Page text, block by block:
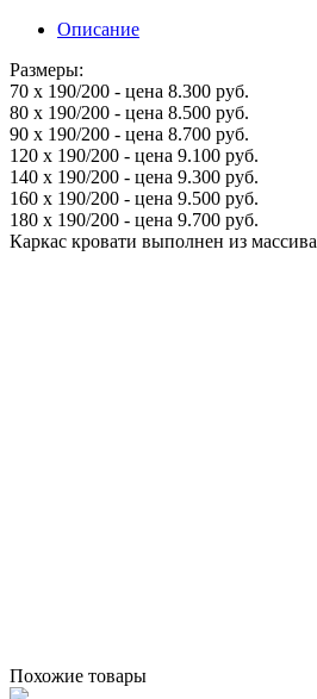
Описание
Размеры:
70 х 190/200 - цена 8.300 руб.
80 х 190/200 - цена 8.500 руб.
90 х 190/200 - цена 8.700 руб.
120 х 190/200 - цена 9.100 руб.
140 х 190/200 - цена 9.300 руб.
160 х 190/200 - цена 9.500 руб.
180 х 190/200 - цена 9.700 руб.
Каркас кровати выполнен из
Похожие товары